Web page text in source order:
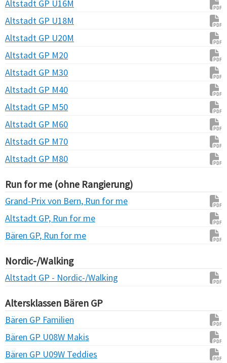
Altstadt GP U16M
Altstadt GP U18M
Altstadt GP U20M
Altstadt GP M20
Altstadt GP M30
Altstadt GP M40
Altstadt GP M50
Altstadt GP M60
Altstadt GP M70
Altstadt GP M80
Run for me (ohne Rangierung)
Grand-Prix von Bern, Run for me
Altstadt GP, Run for me
Bären GP, Run for me
Nordic-/Walking
Altstadt GP - Nordic-/Walking
Altersklassen Bären GP
Bären GP Familien
Bären GP U08W Makis
Bären GP U09W Teddies